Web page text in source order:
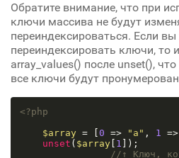
Обратите внимание, что при
ключи массива не будут
переиндексироваться. Если вы
переиндексировать ключи, то
array_values() после unset(),
все ключи будут
<?php
$array = [ 0 => "a" , 1 =>
unset ( $array 1 ]);
//↑ Ключ,